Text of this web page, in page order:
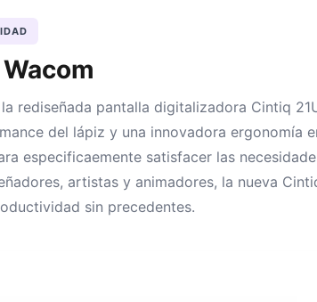
rediseñada pantalla digitalizadora Cintiq
del lápiz y una innovadora ergonomía
especificaemente satisfacer las
artistas y animadores, la nueva
sin precedentes.